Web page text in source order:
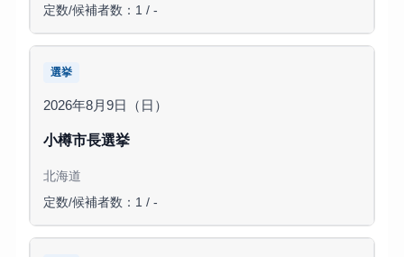
定数/候補者数：1 / -
選挙
2026年8月9日（日）
小樽市長選挙
北海道
定数/候補者数：1 / -